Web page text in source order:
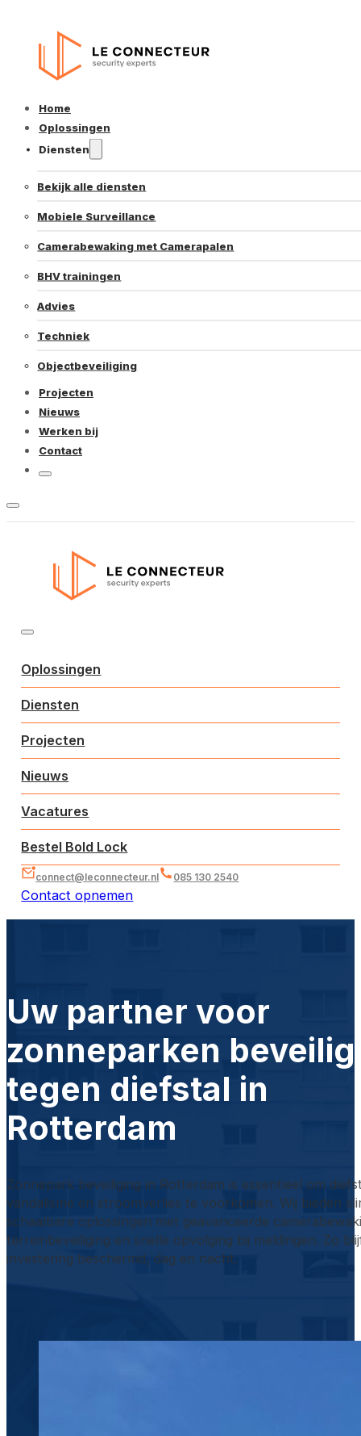
Home
Oplossingen
Diensten
Bekijk alle diensten
Mobiele Surveillance
Camerabewaking met Camerapalen
BHV trainingen
Advies
Techniek
Objectbeveiliging
Projecten
Nieuws
Werken bij
Contact
Oplossingen
Diensten
Projecten
Nieuws
Vacatures
Bestel Bold Lock
connect@leconnecteur.nl 085 130 2540
Contact opnemen
Uw partner voor
zonneparken
tegen diefstal in
Rotterdam
Zonnepark beveiliging in Rotterdam is essentieel om
vandalisme en stroomverlies te voorkomen. Wij bieden
schaalbare oplossingen met geavanceerde
terreinbeveiliging en snelle opvolging bij meldingen. Zo
investering beschermd, dag en nacht.